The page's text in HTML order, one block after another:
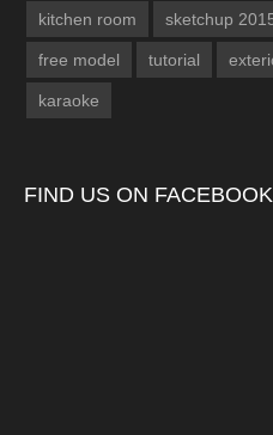
kitchen room sketchup
free model tutorial
karaoke
FIND US ON FACEBOOK